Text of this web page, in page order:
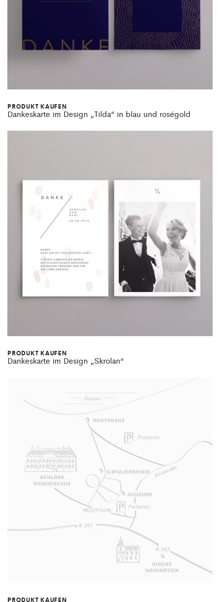
PRODUKT KAUFEN
Dankeskarte im Design „Tilda“ in blau und roségold
PRODUKT KAUFEN
Dankeskarte im Design „Skrolan“
PRODUKT KAUFEN